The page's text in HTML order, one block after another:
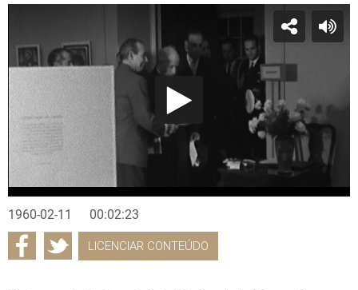
1960-02-11 00:02:23
LICENCIAR CONTEÚDO